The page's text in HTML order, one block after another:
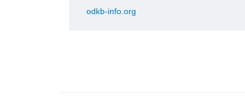
odkb-info.org